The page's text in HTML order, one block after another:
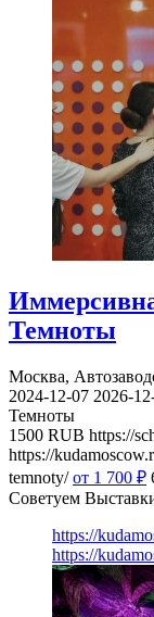
Темноты
Москва,
2024-12-07 2026-
Темноты
1500 RUB https://
https://
temnoty/ от 1 700 ₽
Советуем
https://
https://